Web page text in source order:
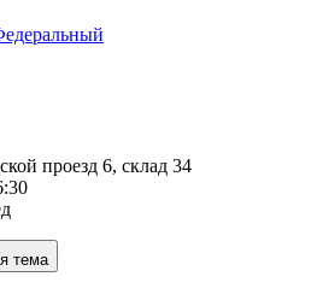
проезд 6, склад 34
тема